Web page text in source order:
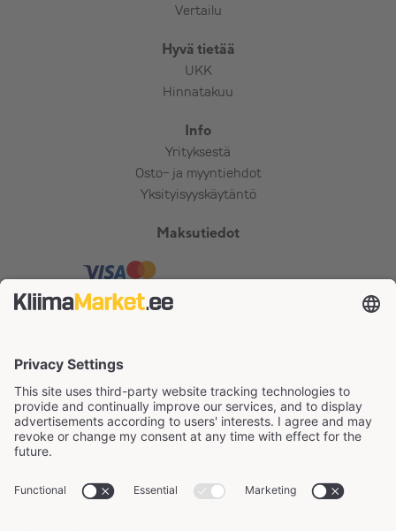
Vertailu
Hyvä tietää
UKK
Hinnatakuu
Info
Yrityksestä
Osto- ja myyntiehdot
Yksityisyyskäytäntö
Maksutiedot